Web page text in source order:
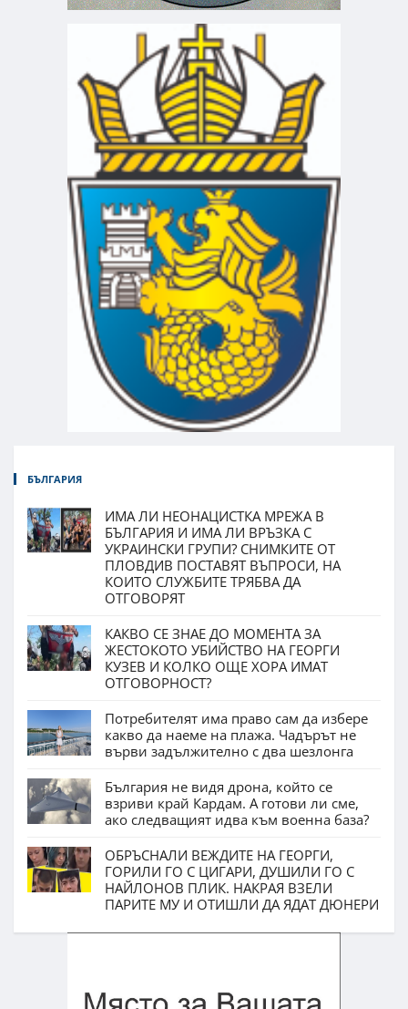
БЪЛГАРИЯ
ИМА ЛИ НЕОНАЦИСТКА МРЕЖА В
БЪЛГАРИЯ И ИМА ЛИ ВРЪЗКА С
УКРАИНСКИ ГРУПИ? СНИМКИТЕ ОТ
ПЛОВДИВ ПОСТАВЯТ ВЪПРОСИ, НА
КОИТО СЛУЖБИТЕ ТРЯБВА ДА
ОТГОВОРЯТ
КАКВО СЕ ЗНАЕ ДО МОМЕНТА ЗА
ЖЕСТОКОТО УБИЙСТВО НА ГЕОРГИ
КУЗЕВ И КОЛКО ОЩЕ ХОРА ИМАТ
ОТГОВОРНОСТ?
Потребителят има право сам да избере
какво да наеме на плажа. Чадърът не
върви задължително с два шезлонга
България не видя дрона, който се
взриви край Кардам. А готови ли сме,
ако следващият идва към военна база?
ОБРЪСНАЛИ ВЕЖДИТЕ НА ГЕОРГИ,
ГОРИЛИ ГО С ЦИГАРИ, ДУШИЛИ ГО С
НАЙЛОНОВ ПЛИК. НАКРАЯ ВЗЕЛИ
ПАРИТЕ МУ И ОТИШЛИ ДА ЯДАТ ДЮНЕРИ